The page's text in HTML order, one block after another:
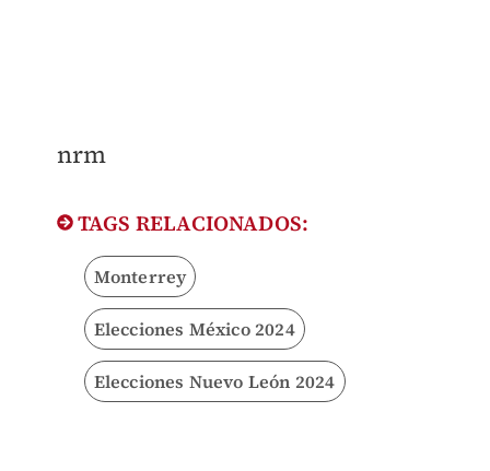
nrm
TAGS RELACIONADOS:
Monterrey
Elecciones México 2024
Elecciones Nuevo León 2024